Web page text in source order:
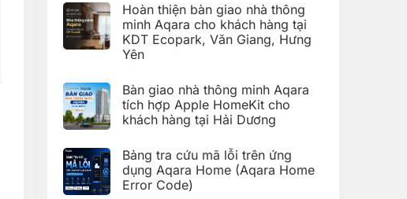
đặt
Giàn
phơi
thông
minh
Aqara
Aqara
Home
bình
luận
ở
Hoàn
thiện
bàn
thống
nhà
thông
minh
khách
hàng
tại
KDT
Hoàn thiện bàn giao nhà thông
minh Aqara cho khách hàng tại
KDT Ecopark, Văn Giang, Hưng
Yên
bình
luận
ở
Hoàn
giao
nhà
thông
minh
Aqara
Bàn giao nhà thông minh Aqara
tích hợp Apple HomeKit cho
khách hàng tại Hải Dương
bình
luận
ở
Bàn
Bảng tra cứu mã lỗi trên ứng
dụng Aqara Home (Aqara Home
Error Code)